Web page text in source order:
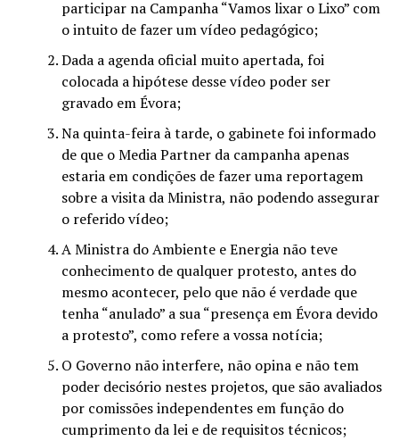
participar na Campanha “Vamos lixar o Lixo” com
o intuito de fazer um vídeo pedagógico;
Dada a agenda oficial muito apertada, foi
colocada a hipótese desse vídeo poder ser
gravado em Évora;
Na quinta-feira à tarde, o gabinete foi informado
de que o Media Partner da campanha apenas
estaria em condições de fazer uma reportagem
sobre a visita da Ministra, não podendo assegurar
o referido vídeo;
A Ministra do Ambiente e Energia não teve
conhecimento de qualquer protesto, antes do
mesmo acontecer, pelo que não é verdade que
tenha “anulado” a sua “presença em Évora devido
a protesto”, como refere a vossa notícia;
O Governo não interfere, não opina e não tem
poder decisório nestes projetos, que são avaliados
por comissões independentes em função do
cumprimento da lei e de requisitos técnicos;